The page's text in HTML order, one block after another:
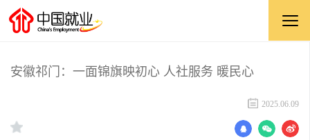
安徽祁门：一面锦旗映初心 人社服务 暖民心
2025.06.09